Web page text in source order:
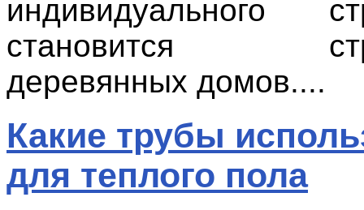
индивидуального
становится
деревянных домов....
Какие трубы
для теплого пола